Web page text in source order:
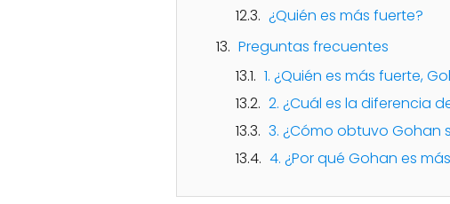
¿Quién es más fuerte?
Preguntas frecuentes
1. ¿Quién es más fuerte,
2. ¿Cuál es la diferencia
3. ¿Cómo obtuvo Gohan
4. ¿Por qué Gohan es